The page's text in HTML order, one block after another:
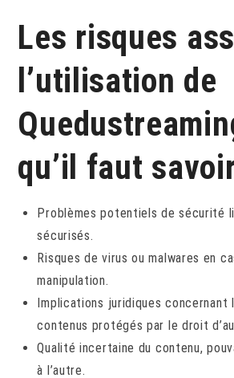
Les risques
l’utilisation de
qu’il faut
Problèmes potentiels de sécurité
sécurisés.
Risques de virus ou malwares en
manipulation.
Implications juridiques concernant
contenus protégés par le droit
Qualité incertaine du contenu,
à l’autre.